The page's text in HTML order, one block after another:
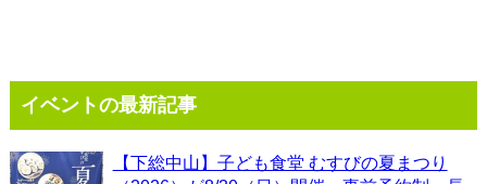
イベントの最新記事
【下総中山】子ども食堂 むすびの夏まつり